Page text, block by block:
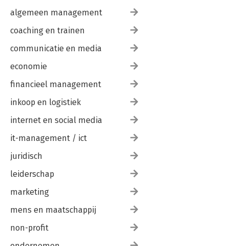
algemeen management
coaching en trainen
communicatie en media
economie
financieel management
inkoop en logistiek
internet en social media
it-management / ict
juridisch
leiderschap
marketing
mens en maatschappij
non-profit